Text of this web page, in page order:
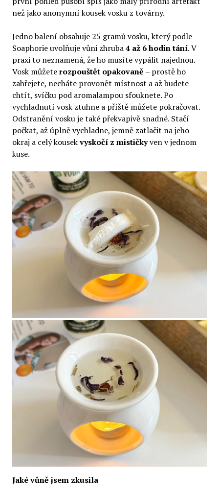
než jako anonymní kousek vosku z továrny.
Jedno balení obsahuje 25 gramů vosku, který podle
Soaphorie uvolňuje vůni zhruba4 až 6 hodin tání. V
praxi to neznamená, že ho musíte vypálit najednou.
Vosk můžeterozpouštět opakovaně – prostě ho
zahřejete, necháte provonět místnost a až budete
chtít, svíčku pod aromalampou sfouknete. Po
vychladnutí vosk ztuhne a příště můžete pokračovat.
Odstranění vosku je také překvapivě snadné. Stačí
počkat, až úplně vychladne, jemně zatlačit na jeho
okraj a celý kousekvyskočí z mističkyven v jednom
kuse.
Jaké vůně jsem zkusila